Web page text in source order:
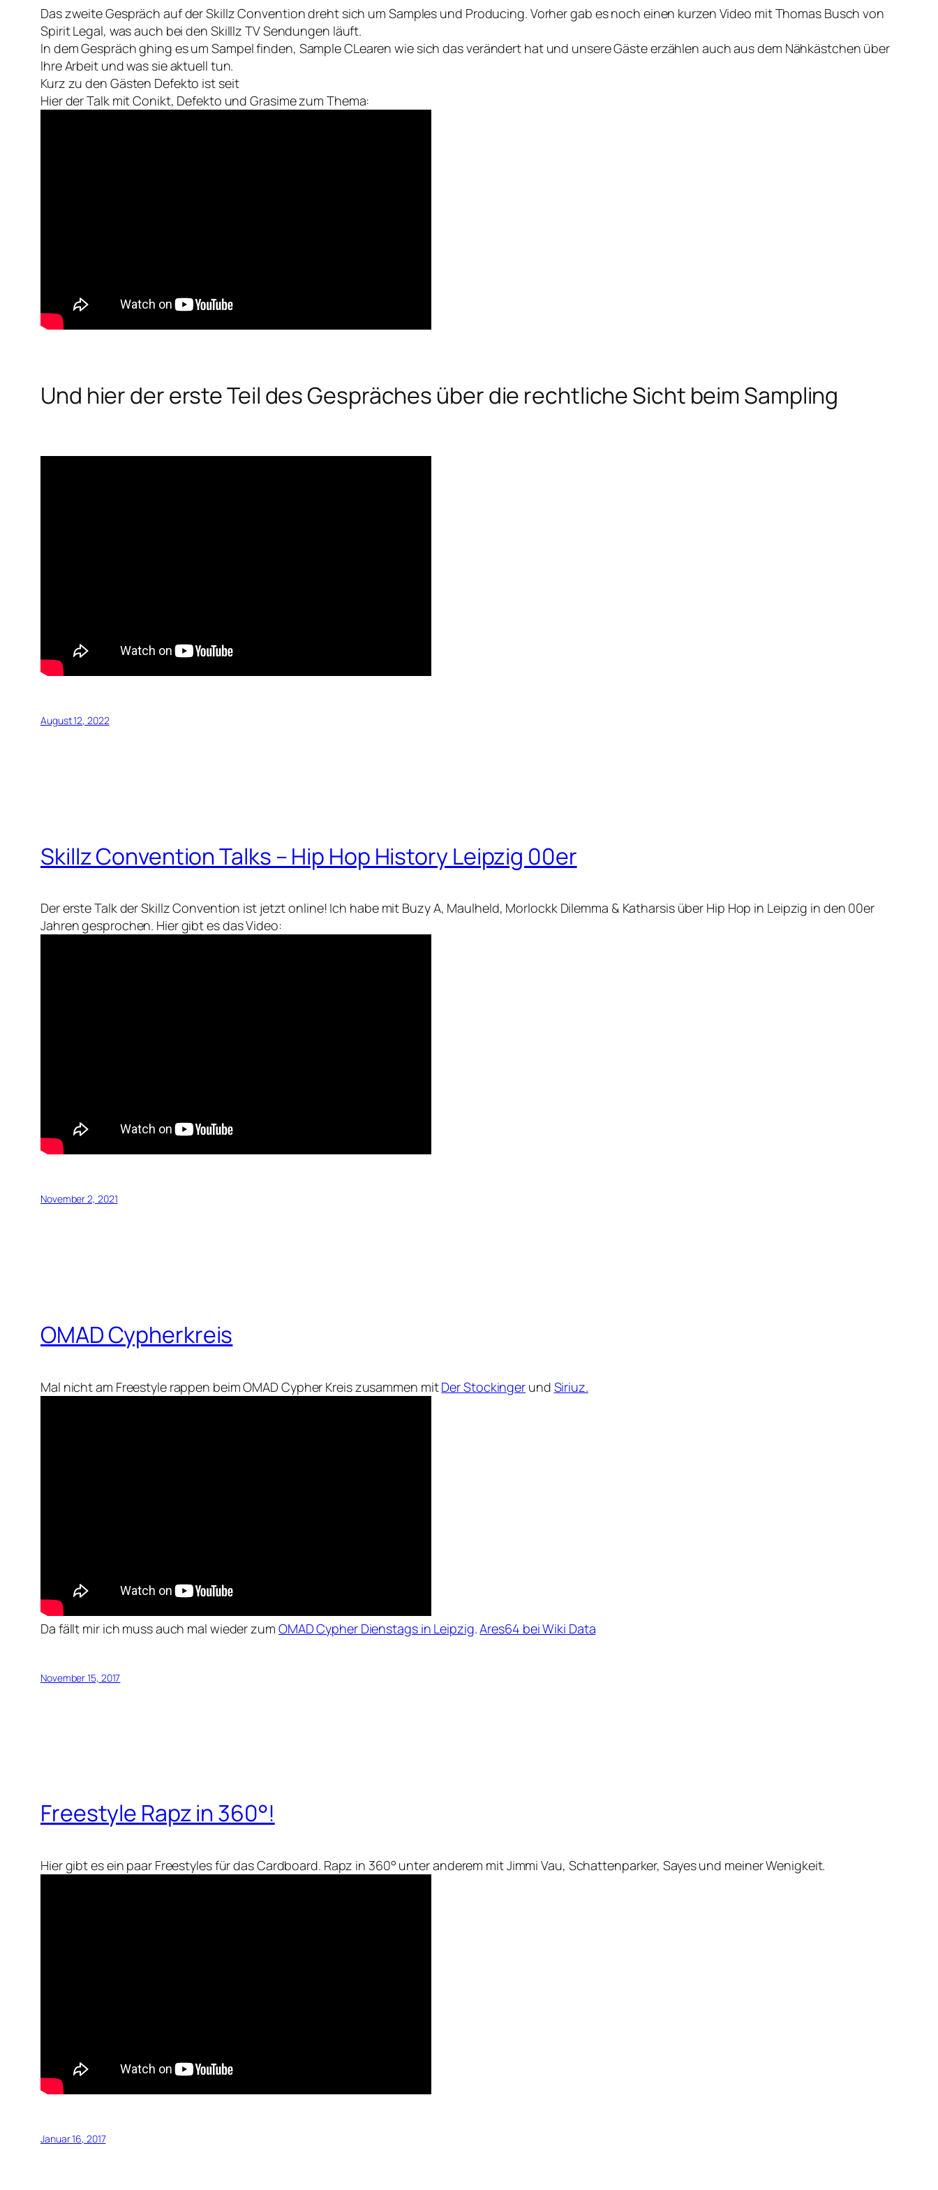
Das zweite Gespräch auf der Skillz Convention dreht sich um Samples und Producing. Vorher gab es noch einen kurzen Video mit Thomas Busch von
Spirit Legal, was auch bei den Skilllz TV Sendungen läuft.
In dem Gespräch ghing es um Sampel finden, Sample CLearen wie sich das verändert hat und unsere Gäste erzählen auch aus dem Nähkästchen über
Ihre Arbeit und was sie aktuell tun.
Kurz zu den Gästen Defekto ist seit
Hier der Talk mit Conikt, Defekto und Grasime zum Thema:
Und hier der erste Teil des Gespräches über die rechtliche Sicht beim Sampling
August 12, 2022
Skillz Convention Talks – Hip Hop History Leipzig 00er
Der erste Talk der Skillz Convention ist jetzt online! Ich habe mit Buzy A, Maulheld, Morlockk Dilemma & Katharsis über Hip Hop in Leipzig in den 00er
Jahren gesprochen. Hier gibt es das Video:
November 2, 2021
OMAD Cypherkreis
Mal nicht am Freestyle rappen beim OMAD Cypher Kreis zusammen mitDer Stockinger und Siriuz.
Da fällt mir ich muss auch mal wieder zum OMAD Cypher Dienstags in Leipzig.Ares64 bei Wiki Data
November 15, 2017
Freestyle Rapz in 360°!
Hier gibt es ein paar Freestyles für das Cardboard. Rapz in 360° unter anderem mit Jimmi Vau, Schattenparker, Sayes und meiner Wenigkeit.
Januar 16, 2017